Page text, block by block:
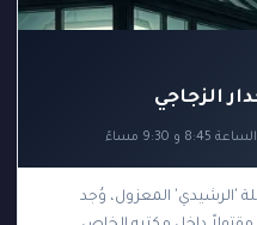
الزجاجي
8:45 و 9:30 مساءً
'الرشيدي' المعزول، وُجد